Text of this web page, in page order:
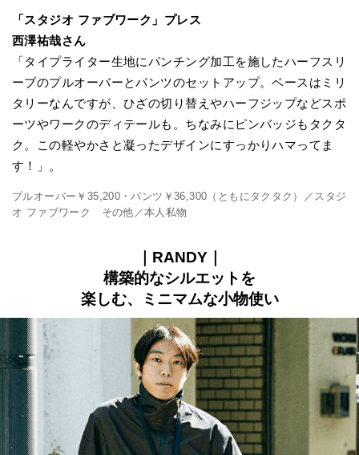
「スタジオ ファブワーク」プレス
西澤祐哉さん
「タイプライター生地にパンチング加工を施したハーフスリ
ーブのプルオーバーとパンツのセットアップ。ベースはミリ
タリーなんですが、ひざの切り替えやハーフジップなどスポ
ーツやワークのディテールも。ちなみにピンバッジもタクタ
ク。この軽やかさと凝ったデザインにすっかりハマってま
す！」。
プルオーバー￥35,200・パンツ￥36,300（ともにタクタク）／スタジ
オ ファブワーク その他／本人私物
｜RANDY｜
構築的なシルエットを
楽しむ、ミニマムな小物使い